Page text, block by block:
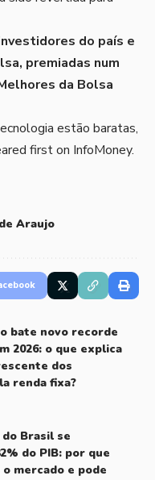
do país e
premiadas num
da Bolsa
estão baratas,
first on InfoMoney.
Araujo
bate novo recorde
2026: o que explica
dos
renda fixa?
Brasil se
do PIB: por que
mercado e pode